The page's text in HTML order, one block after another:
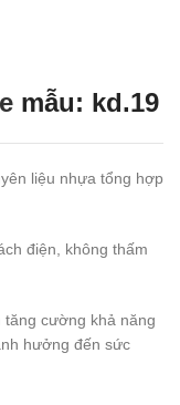
mẫu: kd.19
liệu nhựa tổng hợp
điện, không thấm
tăng cường khả năng
hưởng đến sức